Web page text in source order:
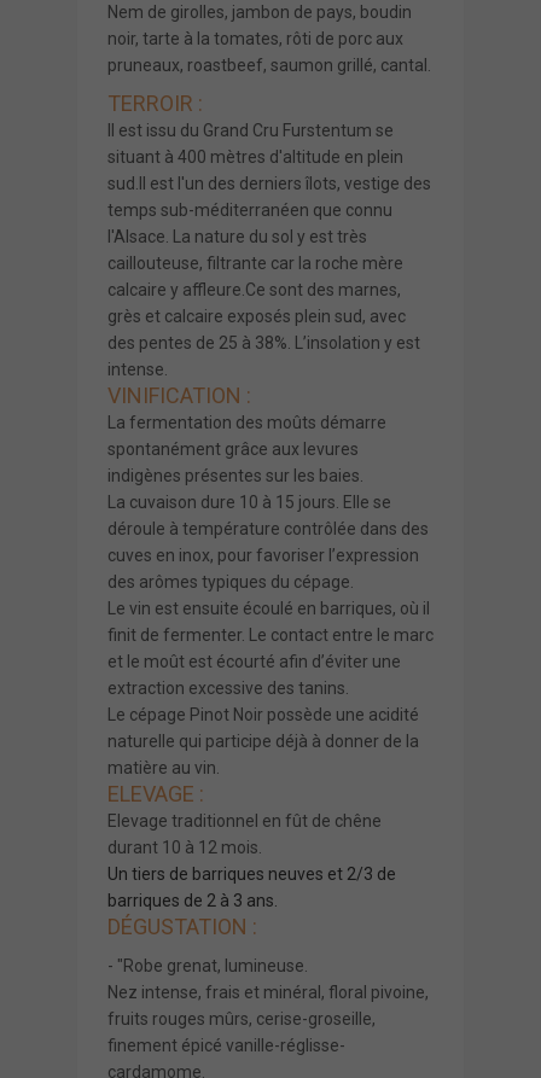
Nem de girolles, jambon de pays, boudin
noir, tarte à la tomates, rôti de porc aux
pruneaux, roastbeef, saumon grillé, cantal.
TERROIR :
Il est issu du Grand Cru Furstentum se
situant à 400 mètres d'altitude en plein
sud.Il est l'un des derniers îlots, vestige des
temps sub-méditerranéen que connu
l'Alsace. La nature du sol y est très
caillouteuse, filtrante car la roche mère
calcaire y affleure.Ce sont des marnes,
grès et calcaire exposés plein sud, avec
des pentes de 25 à 38%. L’insolation y est
intense.
VINIFICATION :
La fermentation des moûts démarre
spontanément grâce aux levures
indigènes présentes sur les baies.
La cuvaison dure 10 à 15 jours. Elle se
déroule à température contrôlée dans des
cuves en inox, pour favoriser l’expression
des arômes typiques du cépage.
Le vin est ensuite écoulé en barriques, où il
finit de fermenter. Le contact entre le marc
et le moût est écourté afin d’éviter une
extraction excessive des tanins.
Le cépage Pinot Noir possède une acidité
naturelle qui participe déjà à donner de la
matière au vin.
ELEVAGE :
Elevage traditionnel en fût de chêne
durant 10 à 12 mois.
Un tiers de barriques neuves et 2/3 de
barriques de 2 à 3 ans.
DÉGUSTATION :
- "Robe grenat, lumineuse.
Nez intense, frais et minéral, floral pivoine,
fruits rouges mûrs, cerise-groseille,
finement épicé vanille-réglisse-
cardamome.